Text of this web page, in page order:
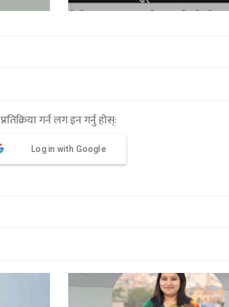
प्रतिक्रिया गर्न लग इन गर्नु होस्:
Log in with Google